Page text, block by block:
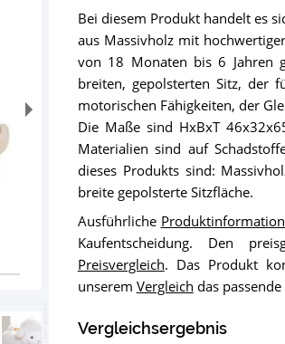
Bei diesem Produkt handelt es
aus Massivholz mit
von 18 Monaten bis 6 Jahren
breiten, gepolsterten Sitz, der
motorischen Fähigkeiten, der
Die Maße sind HxBxT
Materialien sind auf
dieses Produkts sind:
breite gepolsterte Sitzfläche.
Ausführliche
Kaufentscheidung. Den
Preisvergleich. Das Produkt
unserem Vergleich das
Vergleichsergebnis